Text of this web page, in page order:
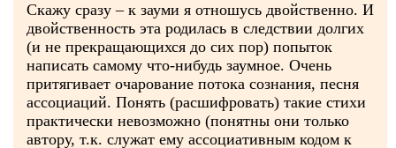
Скажу сразу – к зауми я отношусь двойственно. И
двойственность эта родилась в следствии долгих
(и не прекращающихся до сих пор) попыток
написать самому что-нибудь заумное. Очень
притягивает очарование потока сознания, песня
ассоциаций. Понять (расшифровать) такие стихи
практически невозможно (понятны они только
автору, т.к. служат ему ассоциативным кодом к